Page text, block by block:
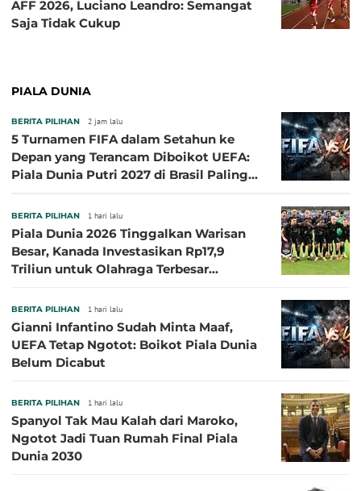
AFF 2026, Luciano Leandro: Semangat
Saja Tidak Cukup
PIALA DUNIA
BERITA PILIHAN 2 jam lalu
5 Turnamen FIFA dalam Setahun ke
Depan yang Terancam Diboikot UEFA:
Piala Dunia Putri 2027 di Brasil Paling
BERITA PILIHAN 1 hari lalu
Piala Dunia 2026 Tinggalkan Warisan
Besar, Kanada Investasikan Rp17,9
Triliun untuk Olahraga Terbesar
BERITA PILIHAN 1 hari lalu
Gianni Infantino Sudah Minta Maaf,
UEFA Tetap Ngotot: Boikot Piala Dunia
Belum Dicabut
BERITA PILIHAN 1 hari lalu
Spanyol Tak Mau Kalah dari Maroko,
Ngotot Jadi Tuan Rumah Final Piala
Dunia 2030